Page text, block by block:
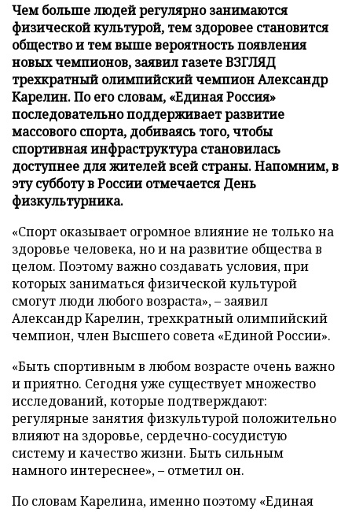
Чем больше людей регулярно занимаются
физической культурой, тем здоровее становится
общество и тем выше вероятность появления
новых чемпионов, заявил газете ВЗГЛЯД
трехкратный олимпийский чемпион Александр
Карелин. По его словам, «Единая Россия»
последовательно поддерживает развитие
массового спорта, добиваясь того, чтобы
спортивная инфраструктура становилась
доступнее для жителей всей страны. Напомним, в
эту субботу в России отмечается День
физкультурника.
«Спорт оказывает огромное влияние не только на
здоровье человека, но и на развитие общества в
целом. Поэтому важно создавать условия, при
которых заниматься физической культурой
смогут люди любого возраста», – заявил
Александр Карелин, трехкратный олимпийский
чемпион, член Высшего совета «Единой России».
«Быть спортивным в любом возрасте очень важно
и приятно. Сегодня уже существует множество
исследований, которые подтверждают:
регулярные занятия физкультурой положительно
влияют на здоровье, сердечно-сосудистую
систему и качество жизни. Быть сильным
намного интереснее», – отметил он.
По словам Карелина, именно поэтому «Единая